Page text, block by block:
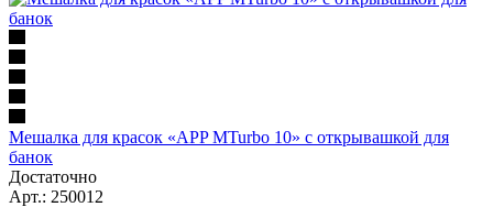
Мешалка для красок «APP MTurbo 10» с открывашкой для
банок
Достаточно
Арт.: 250012